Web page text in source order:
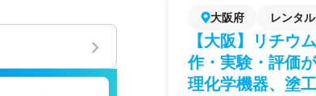
可視化
・機器か
・気流実
・飛沫・
・
医療機
大阪府 レンタ
【大阪】リチウ
作・実験・評価
理化学機器、塗